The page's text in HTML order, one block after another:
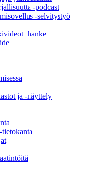
-podcast
-selvitystyö
-hanke
ja -näyttely